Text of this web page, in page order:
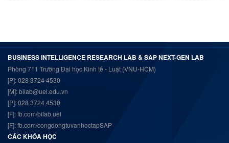
BUSINESS INTELLIGENCE RESEARCH LAB & SAP NEXT-GEN LAB
Phòng 711 Trường Đại học Kinh tế - Luật (VNU-HCM)
[P]: 028 3724 4530
[M]: bilab@uel.edu.vn
[P]: 028 3724 4530
[F]:fb.com/bilab.uel
[F]:fb.com/congdongtuvanhoctapSAP
CÁC KHÓA HỌC